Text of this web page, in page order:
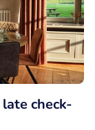
check-